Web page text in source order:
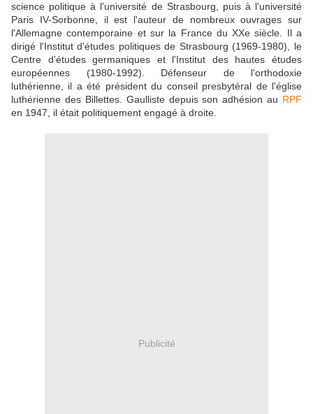
science politique à l'université de Strasbourg, puis à l'université
Paris IV-Sorbonne, il est l'auteur de nombreux ouvrages sur
l'Allemagne contemporaine et sur la France du XXe siècle. Il a
dirigé l'Institut d'études politiques de Strasbourg (1969-1980), le
Centre d'études germaniques et l'Institut des hautes études
européennes (1980-1992). Défenseur de l'orthodoxie
luthérienne, il a été président du conseil presbytéral de l'église
luthérienne des Billettes. Gaulliste depuis son adhésion au RPF
en 1947, il était politiquement engagé à droite.
Publicité